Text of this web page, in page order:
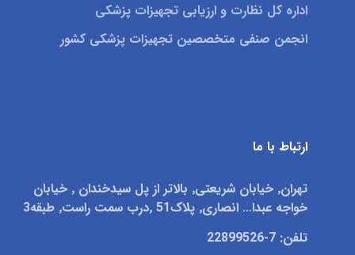
اداره کل نظارت و ارزیابی تجهیزات پزشکی
انجمن صنفی متخصصین تجهیزات پزشکی کشور
ارتباط با ما
تهران٬ خیابان شریعتی٬ بالاتر از پل سیدخندان ٬ خیابان
خواجه عبدا… انصاری٬ پلاک51 ٬درب سمت راست٬ طبقه3
تلفن: 7-22899526